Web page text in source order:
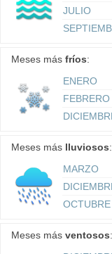
JULIO
Meses más fríos:
ENERO
FEBRERO
Meses más lluviosos:
MARZO
OCTUBRE
Meses más ventosos: